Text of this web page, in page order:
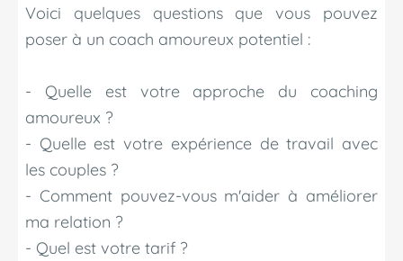
Voici quelques questions que vous pouvez
poser à un coach amoureux potentiel :
- Quelle est votre approche du coaching
amoureux ?
- Quelle est votre expérience de travail avec
les couples ?
- Comment pouvez-vous m'aider à améliorer
ma relation ?
- Quel est votre tarif ?